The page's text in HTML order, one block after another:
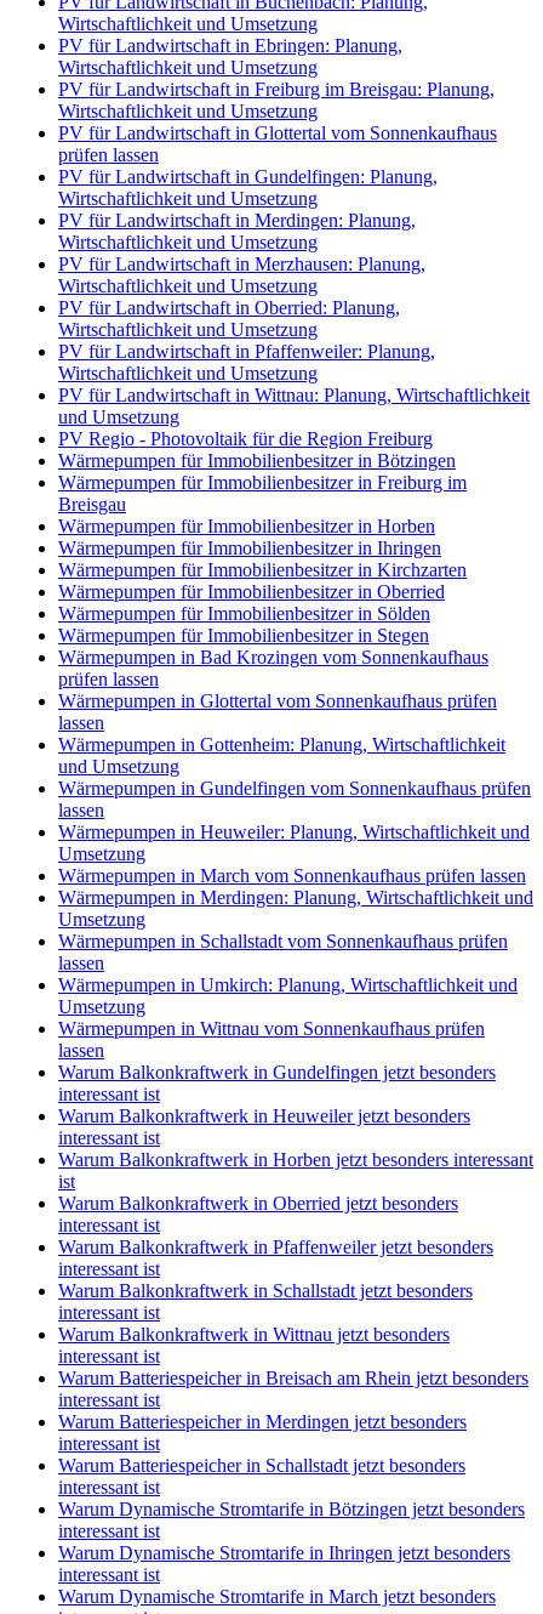
Wirtschaftlichkeit und Umsetzung
PV für Landwirtschaft in Ebringen: Planung,
Wirtschaftlichkeit und Umsetzung
PV für Landwirtschaft in Freiburg im Breisgau: Planung,
Wirtschaftlichkeit und Umsetzung
PV für Landwirtschaft in Glottertal vom Sonnenkaufhaus
prüfen lassen
PV für Landwirtschaft in Gundelfingen: Planung,
Wirtschaftlichkeit und Umsetzung
PV für Landwirtschaft in Merdingen: Planung,
Wirtschaftlichkeit und Umsetzung
PV für Landwirtschaft in Merzhausen: Planung,
Wirtschaftlichkeit und Umsetzung
PV für Landwirtschaft in Oberried: Planung,
Wirtschaftlichkeit und Umsetzung
PV für Landwirtschaft in Pfaffenweiler: Planung,
Wirtschaftlichkeit und Umsetzung
PV für Landwirtschaft in Wittnau: Planung, Wirtschaftlichkeit
und Umsetzung
PV Regio - Photovoltaik für die Region Freiburg
Wärmepumpen für Immobilienbesitzer in Bötzingen
Wärmepumpen für Immobilienbesitzer in Freiburg im
Breisgau
Wärmepumpen für Immobilienbesitzer in Horben
Wärmepumpen für Immobilienbesitzer in Ihringen
Wärmepumpen für Immobilienbesitzer in Kirchzarten
Wärmepumpen für Immobilienbesitzer in Oberried
Wärmepumpen für Immobilienbesitzer in Sölden
Wärmepumpen für Immobilienbesitzer in Stegen
Wärmepumpen in Bad Krozingen vom Sonnenkaufhaus
prüfen lassen
Wärmepumpen in Glottertal vom Sonnenkaufhaus prüfen
lassen
Wärmepumpen in Gottenheim: Planung, Wirtschaftlichkeit
und Umsetzung
Wärmepumpen in Gundelfingen vom Sonnenkaufhaus prüfen
lassen
Wärmepumpen in Heuweiler: Planung, Wirtschaftlichkeit und
Umsetzung
Wärmepumpen in March vom Sonnenkaufhaus prüfen lassen
Wärmepumpen in Merdingen: Planung, Wirtschaftlichkeit und
Umsetzung
Wärmepumpen in Schallstadt vom Sonnenkaufhaus prüfen
lassen
Wärmepumpen in Umkirch: Planung, Wirtschaftlichkeit und
Umsetzung
Wärmepumpen in Wittnau vom Sonnenkaufhaus prüfen
lassen
Warum Balkonkraftwerk in Gundelfingen jetzt besonders
interessant ist
Warum Balkonkraftwerk in Heuweiler jetzt besonders
interessant ist
Warum Balkonkraftwerk in Horben jetzt besonders interessant
ist
Warum Balkonkraftwerk in Oberried jetzt besonders
interessant ist
Warum Balkonkraftwerk in Pfaffenweiler jetzt besonders
interessant ist
Warum Balkonkraftwerk in Schallstadt jetzt besonders
interessant ist
Warum Balkonkraftwerk in Wittnau jetzt besonders
interessant ist
Warum Batteriespeicher in Breisach am Rhein jetzt besonders
interessant ist
Warum Batteriespeicher in Merdingen jetzt besonders
interessant ist
Warum Batteriespeicher in Schallstadt jetzt besonders
interessant ist
Warum Dynamische Stromtarife in Bötzingen jetzt besonders
interessant ist
Warum Dynamische Stromtarife in Ihringen jetzt besonders
interessant ist
Warum Dynamische Stromtarife in March jetzt besonders